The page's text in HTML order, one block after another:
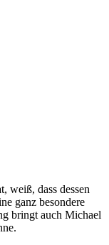
weiß, dass dessen
ganz besondere
bringt auch Michael